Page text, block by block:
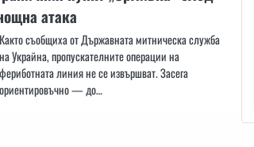
атака
Както съобщиха от Държавната митническа служба
на Украйна, пропускателните операции на
фериботната линия не се извършват. Засега
ориентировъчно — до…